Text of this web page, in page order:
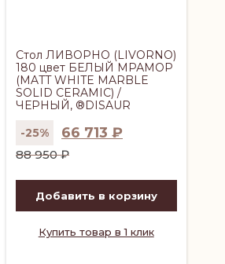
Стол ЛИВОРНО (LIVORNO)
180 цвет БЕЛЫЙ МРАМОР
(MATT WHITE MARBLE
SOLID CERAMIC) /
ЧЕРНЫЙ, ®DISAUR
88 950₽
Первоначальная
составляла
88
950 ₽.
66 713 ₽
Текущая
713 ₽.
-25%
Добавить в корзину
Купить товар в 1 клик